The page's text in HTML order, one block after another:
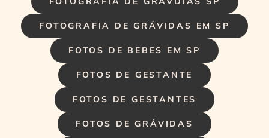
FOTOGRAFIA DE GRÁVIDAS EM SP
FOTOS DE BEBES EM SP
FOTOS DE GESTANTE
FOTOS DE GESTANTES
FOTOS DE GRÁVIDAS